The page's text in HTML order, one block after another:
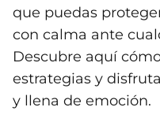
que puedas
con calma ante
Descubre aquí
estrategias y
y llena de emoción.